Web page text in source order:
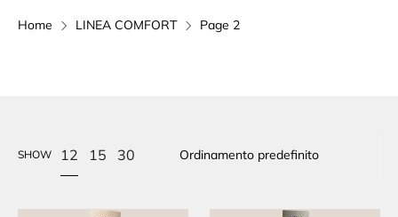
Home LINEA COMFORT Page 2
SHOW 12 15 30